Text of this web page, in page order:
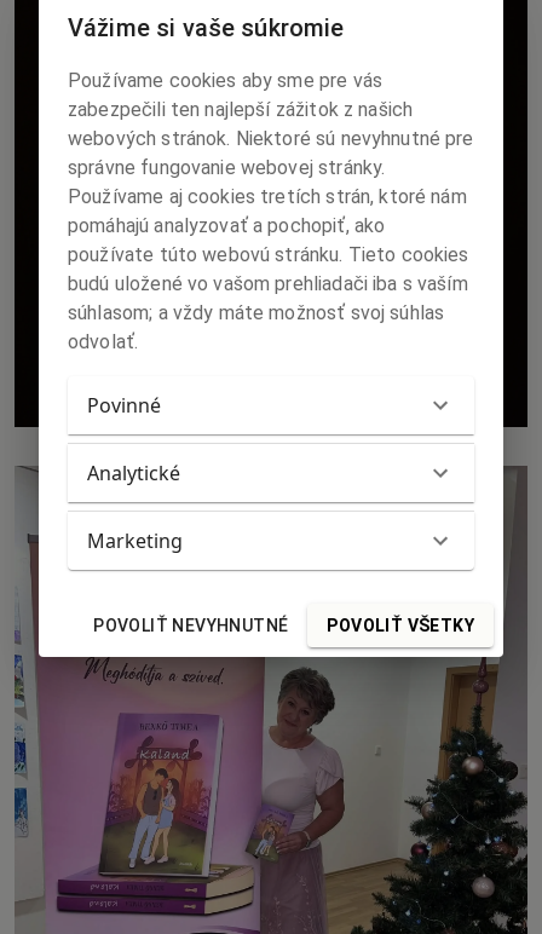
Vážime si vaše súkromie
Používame cookies aby sme pre vás
zabezpečili ten najlepší zážitok z našich
webových stránok. Niektoré sú nevyhnutné pre
správne fungovanie webovej stránky.
Používame aj cookies tretích strán, ktoré nám
pomáhajú analyzovať a pochopiť, ako
používate túto webovú stránku. Tieto cookies
budú uložené vo vašom prehliadači iba s vaším
súhlasom; a vždy máte možnosť svoj súhlas
odvolať.
Povinné
Analytické
Marketing
POVOLIŤ NEVYHNUTNÉ POVOLIŤ VŠETKY